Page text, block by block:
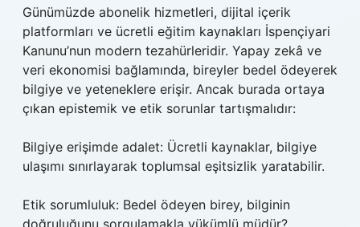
Günümüzde abonelik hizmetleri, dijital içerik
platformları ve ücretli eğitim kaynakları İspençiyari
Kanunu’nun modern tezahürleridir. Yapay zekâ ve
veri ekonomisi bağlamında, bireyler bedel ödeyerek
bilgiye ve yeteneklere erişir. Ancak burada ortaya
çıkan epistemik ve etik sorunlar tartışmalıdır:
Bilgiye erişimde adalet: Ücretli kaynaklar, bilgiye
ulaşımı sınırlayarak toplumsal eşitsizlik yaratabilir.
Etik sorumluluk: Bedel ödeyen birey, bilginin
doğruluğunu sorgulamakla yükümlü müdür?